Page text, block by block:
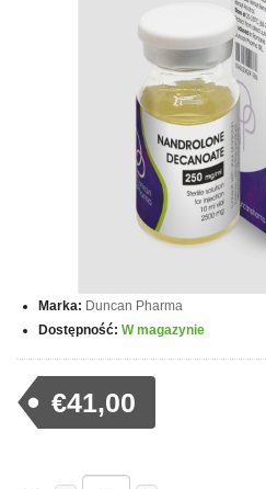
Marka: Duncan Pharma
Dostępność: W magazynie
€41,00